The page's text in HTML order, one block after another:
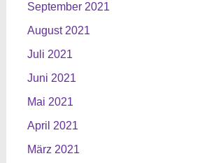
September 2021
August 2021
Juli 2021
Juni 2021
Mai 2021
April 2021
März 2021